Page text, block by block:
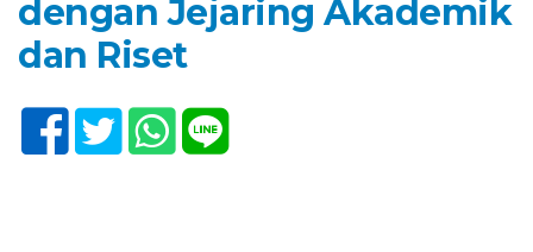
dengan Jejaring Akademik
dan Riset